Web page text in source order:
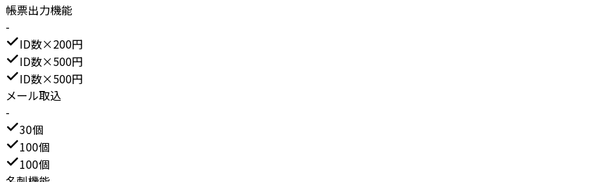
帳票出力機能
-
ID数×200円
ID数×500円
ID数×500円
メール取込
-
30個
100個
100個